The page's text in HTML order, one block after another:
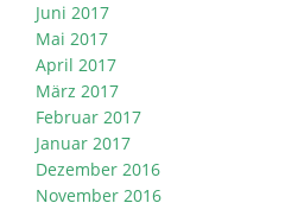
Juni 2017
Mai 2017
April 2017
März 2017
Februar 2017
Januar 2017
Dezember 2016
November 2016